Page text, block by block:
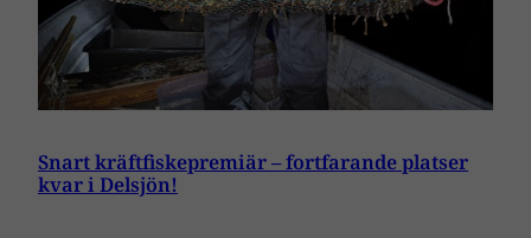
Snart kräftfiskepremiär – fortfarande platser
kvar i Delsjön!